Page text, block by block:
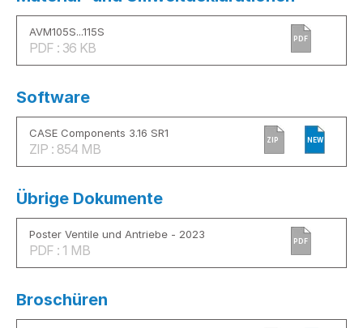
AVM105S...115S
PDF : 36 KB
PDF
Software
CASE Components 3.16 SR1
ZIP : 854 MB
ZIP NEW
Übrige Dokumente
Poster Ventile und Antriebe - 2023
PDF : 1 MB
PDF
Broschüren